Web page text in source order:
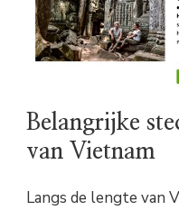
Belangrijke
van Vietnam
Langs de lengte van